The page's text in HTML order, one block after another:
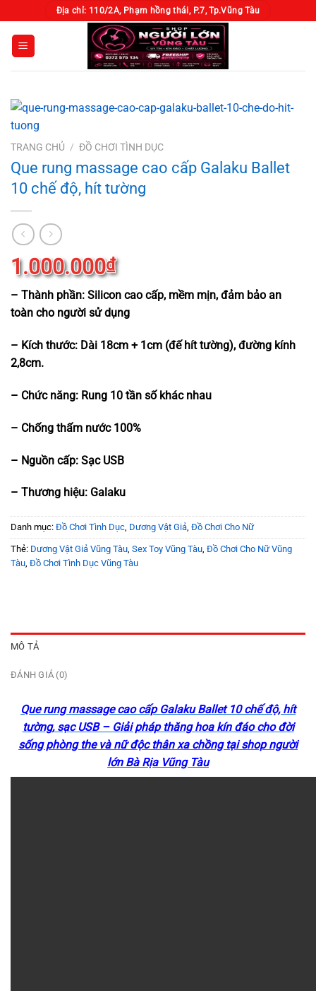
đến
dung
Địa chỉ: 110/2A, Phạm hồng thái, P.7, Tp.Vũng Tàu
TRANG CHỦ / ĐỒ CHƠI TÌNH DỤC
Que rung massage cao cấp Galaku Ballet
10 chế độ, hít tường
1.000.000₫
– Thành phần: Silicon cao cấp, mềm mịn, đảm bảo an
toàn cho người sử dụng
– Kích thước: Dài 18cm + 1cm (đế hít tường), đường kính
2,8cm.
– Chức năng: Rung 10 tần số khác nhau
– Chống thấm nước 100%
– Nguồn cấp: Sạc USB
– Thương hiệu: Galaku
Danh mục: Đồ Chơi Tình Dục, Dương Vật Giả, Đồ Chơi Cho Nữ
Thẻ: Dương Vật Giả Vũng Tàu, Sex Toy Vũng Tàu, Đồ Chơi Cho Nữ Vũng
Tàu, Đồ Chơi Tình Dục Vũng Tàu
MÔ TẢ
ĐÁNH GIÁ (0)
Que rung massage cao cấp Galaku Ballet 10 chế độ, hít
tường, sạc USB – Giải pháp thăng hoa kín đáo cho đời
sống phòng the và nữ độc thân xa chồng tại shop người
lớn Bà Rịa Vũng Tàu